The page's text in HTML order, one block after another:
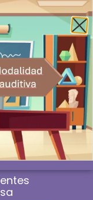
de 60€
WhatsApp